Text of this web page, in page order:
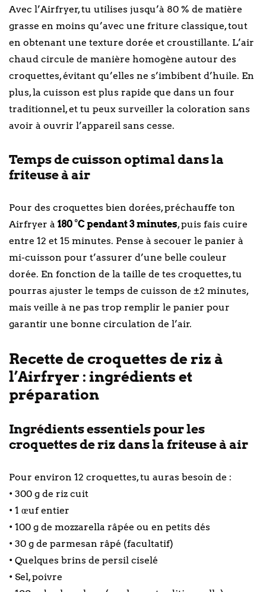
Avec l’Airfryer, tu utilises jusqu’à 80 % de matière
grasse en moins qu’avec une friture classique, tout
en obtenant une texture dorée et croustillante. L’air
chaud circule de manière homogène autour des
croquettes, évitant qu’elles ne s’imbibent d’huile. En
plus, la cuisson est plus rapide que dans un four
traditionnel, et tu peux surveiller la coloration sans
avoir à ouvrir l’appareil sans cesse.
Temps de cuisson optimal dans la
friteuse à air
Pour des croquettes bien dorées, préchauffe ton
Airfryer à 180 °C pendant 3 minutes, puis fais cuire
entre 12 et 15 minutes. Pense à secouer le panier à
mi-cuisson pour t’assurer d’une belle couleur
dorée. En fonction de la taille de tes croquettes, tu
pourras ajuster le temps de cuisson de ±2 minutes,
mais veille à ne pas trop remplir le panier pour
garantir une bonne circulation de l’air.
Recette de croquettes de riz à
l’Airfryer : ingrédients et
préparation
Ingrédients essentiels pour les
croquettes de riz dans la friteuse à air
Pour environ 12 croquettes, tu auras besoin de :
• 300 g de riz cuit
• 1 œuf entier
• 100 g de mozzarella râpée ou en petits dés
• 30 g de parmesan râpé (facultatif)
• Quelques brins de persil ciselé
• Sel, poivre